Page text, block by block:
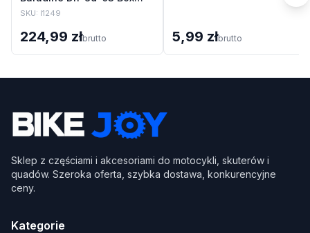
50M
SKU: I1249
224,99 złbrutto 5,99 złbrutto
Sklep z częściami i akcesoriami do motocykli, skuterów i
quadów. Szeroka oferta, szybka dostawa, konkurencyjne
ceny.
Kategorie